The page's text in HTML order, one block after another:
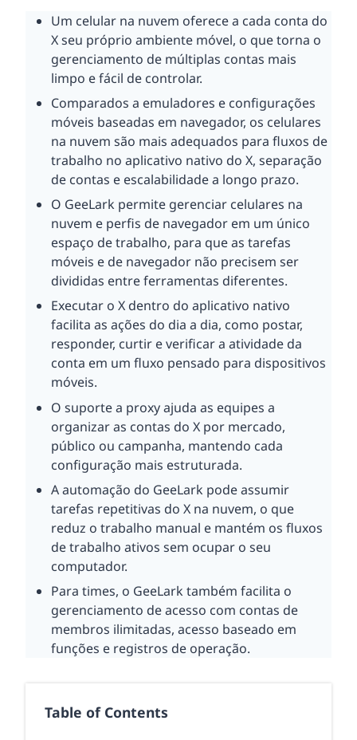
Um celular na nuvem oferece a cada conta do
X seu próprio ambiente móvel, o que torna o
gerenciamento de múltiplas contas mais
limpo e fácil de controlar.
Comparados a emuladores e configurações
móveis baseadas em navegador, os celulares
na nuvem são mais adequados para fluxos de
trabalho no aplicativo nativo do X, separação
de contas e escalabilidade a longo prazo.
O GeeLark permite gerenciar celulares na
nuvem e perfis de navegador em um único
espaço de trabalho, para que as tarefas
móveis e de navegador não precisem ser
divididas entre ferramentas diferentes.
Executar o X dentro do aplicativo nativo
facilita as ações do dia a dia, como postar,
responder, curtir e verificar a atividade da
conta em um fluxo pensado para dispositivos
móveis.
O suporte a proxy ajuda as equipes a
organizar as contas do X por mercado,
público ou campanha, mantendo cada
configuração mais estruturada.
A automação do GeeLark pode assumir
tarefas repetitivas do X na nuvem, o que
reduz o trabalho manual e mantém os fluxos
de trabalho ativos sem ocupar o seu
computador.
Para times, o GeeLark também facilita o
gerenciamento de acesso com contas de
membros ilimitadas, acesso baseado em
funções e registros de operação.
Table of Contents